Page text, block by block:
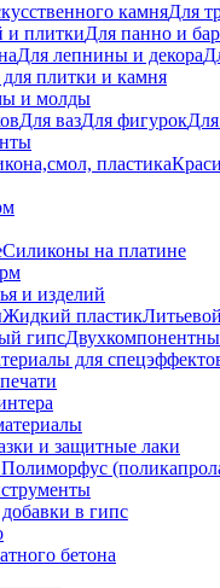
камняДля
и плиткиДля панно и
Для лепнины и декора
плитки и камня
и молды
Для вазДля фигурок
пластика
Силиконы на платине
и изделий
Жидкий пластик
гипс
для
и защитные лаки
в гипс
бетона